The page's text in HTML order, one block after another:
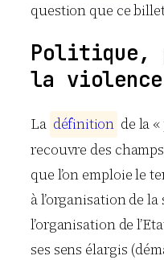
question que ce
Politique,
la violence
La définition de la
recouvre des
que l’on emploie le
à l’organisation de
l’organisation de
ses sens élargis